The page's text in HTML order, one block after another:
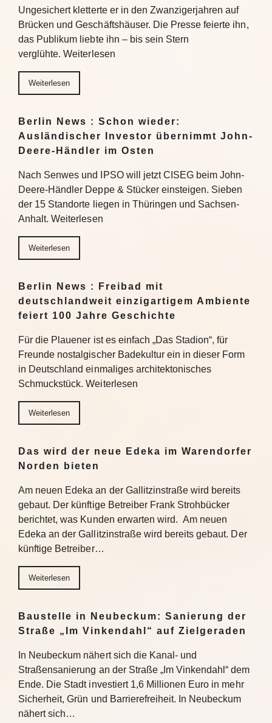
Ungesichert kletterte er in den Zwanzigerjahren auf
Brücken und Geschäftshäuser. Die Presse feierte ihn,
das Publikum liebte ihn – bis sein Stern
verglühte. Weiterlesen
Weiterlesen
Berlin News : Schon wieder:
Ausländischer Investor übernimmt John-
Deere-Händler im Osten
Nach Senwes und IPSO will jetzt CISEG beim John-
Deere-Händler Deppe & Stücker einsteigen. Sieben
der 15 Standorte liegen in Thüringen und Sachsen-
Anhalt. Weiterlesen
Weiterlesen
Berlin News : Freibad mit
deutschlandweit einzigartigem Ambiente
feiert 100 Jahre Geschichte
Für die Plauener ist es einfach „Das Stadion“, für
Freunde nostalgischer Badekultur ein in dieser Form
in Deutschland einmaliges architektonisches
Schmuckstück. Weiterlesen
Weiterlesen
Das wird der neue Edeka im Warendorfer
Norden bieten
Am neuen Edeka an der Gallitzinstraße wird bereits
gebaut. Der künftige Betreiber Frank Strohbücker
berichtet, was Kunden erwarten wird. Am neuen
Edeka an der Gallitzinstraße wird bereits gebaut. Der
künftige Betreiber…
Weiterlesen
Baustelle in Neubeckum: Sanierung der
Straße „Im Vinkendahl“ auf Zielgeraden
In Neubeckum nähert sich die Kanal- und
Straßensanierung an der Straße „Im Vinkendahl“ dem
Ende. Die Stadt investiert 1,6 Millionen Euro in mehr
Sicherheit, Grün und Barrierefreiheit. In Neubeckum
nähert sich…